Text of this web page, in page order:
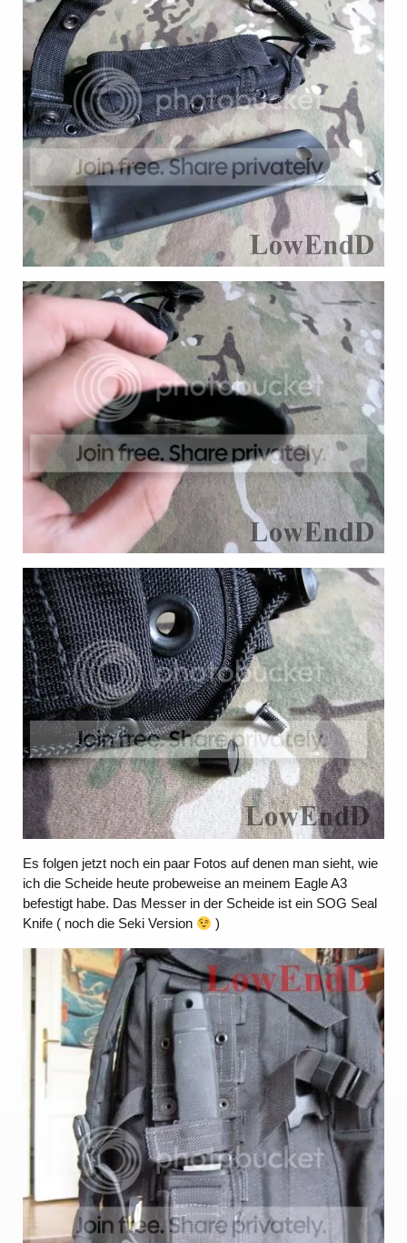
Es folgen jetzt noch ein paar Fotos auf denen man sieht, wie
ich die Scheide heute probeweise an meinem Eagle A3
befestigt habe. Das Messer in der Scheide ist ein SOG Seal
Knife ( noch die Seki Version
)